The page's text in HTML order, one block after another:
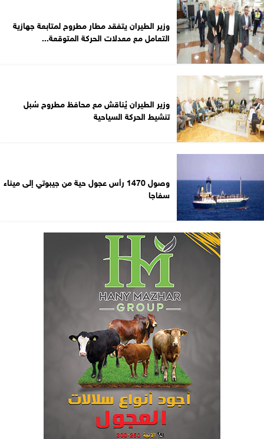
وزير الطيران يتفقد مطار مطروح لمتابعة جهازية
التعامل مع معدلات الحركة المتوقعة...
وزير الطيران يُناقش مع محافظ مطروح سُبل
تنشيط الحركة السياحية
وصول 1470 رأس عجول حية من جيبوتي إلى ميناء
سفاجا